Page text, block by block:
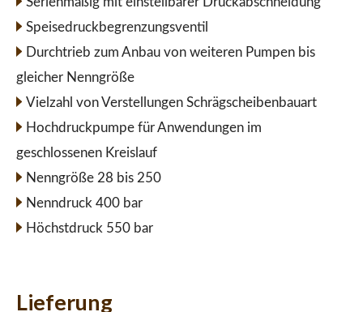
Speisedruckbegrenzungsventil
Durchtrieb zum Anbau von weiteren Pumpen bis
gleicher Nenngröße
Vielzahl von Verstellungen Schrägscheibenbauart
Hochdruckpumpe für Anwendungen im
geschlossenen Kreislauf
Nenngröße 28 bis 250
Nenndruck 400 bar
Höchstdruck 550 bar
Lieferung